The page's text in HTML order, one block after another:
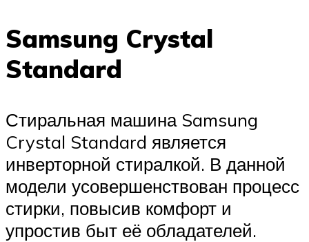
Samsung Crystal
Standard
Стиральная машина Samsung
Crystal Standard является
инверторной стиралкой. В данной
модели усовершенствован процесс
стирки, повысив комфорт и
упростив быт её обладателей.